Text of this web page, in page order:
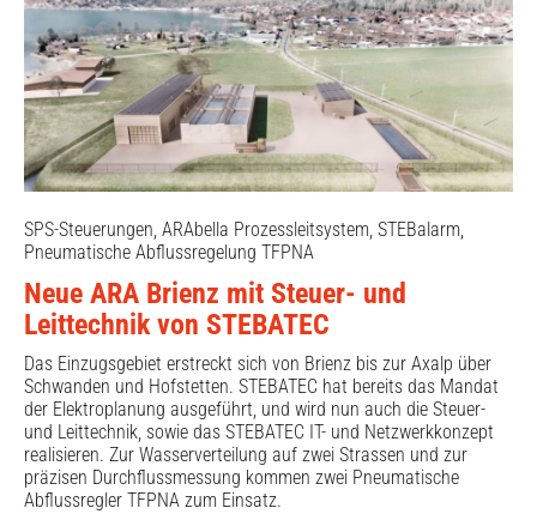
SPS-Steuerungen, ARAbella Prozessleitsystem, STEBalarm,
Pneumatische Abflussregelung TFPNA
Neue ARA Brienz mit Steuer- und
Leittechnik von STEBATEC
Das Einzugsgebiet erstreckt sich von Brienz bis zur Axalp über
Schwanden und Hofstetten. STEBATEC hat bereits das Mandat
der Elektroplanung ausgeführt, und wird nun auch die Steuer-
und Leittechnik, sowie das STEBATEC IT- und Netzwerkkonzept
realisieren. Zur Wasserverteilung auf zwei Strassen und zur
präzisen Durchflussmessung kommen zwei Pneumatische
Abflussregler TFPNA zum Einsatz.